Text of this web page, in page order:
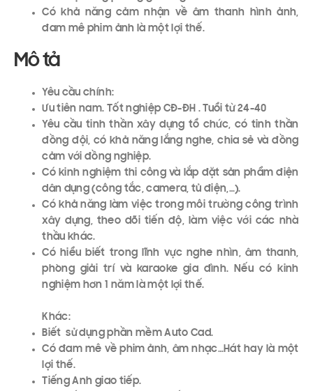
Có khả năng cảm nhận về âm thanh hình ảnh,
đam mê phim ảnh là một lợi thế.
Mô tả
Yêu cầu chính:
Ưu tiên nam. Tốt nghiệp CĐ-ĐH . Tuổi từ 24-40
Yêu cầu tinh thần xây dựng tổ chức, có tinh thần
đồng đội, có khả năng lắng nghe, chia sẻ và đồng
cảm với đồng nghiệp.
Có kinh nghiệm thi công và lắp đặt sản phẩm điện
dân dụng (công tắc, camera, tủ điện,…).
Có khả năng làm việc trong môi trường công trình
xây dựng, theo dõi tiến độ, làm việc với các nhà
thầu khác.
Có hiểu biết trong lĩnh vực nghe nhìn, âm thanh,
phòng giải trí và karaoke gia đình. Nếu có kinh
nghiệm hơn 1 năm là một lợi thế.
Khác:
Biết sử dụng phần mềm Auto Cad.
Có đam mê về phim ảnh, âm nhạc…Hát hay là một
lợi thế.
Tiếng Anh giao tiếp.